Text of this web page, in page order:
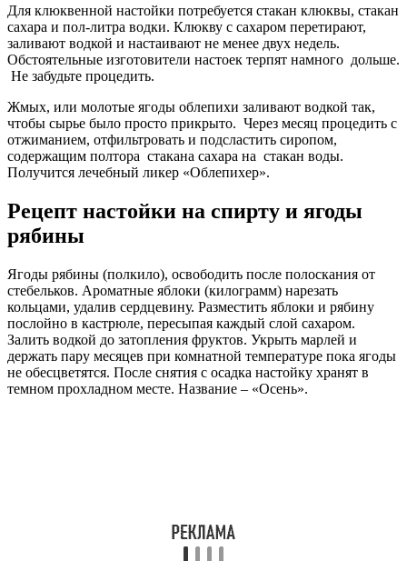
Для клюквенной настойки потребуется стакан клюквы, стакан
сахара и пол-литра водки. Клюкву с сахаром перетирают,
заливают водкой и настаивают не менее двух недель.
Обстоятельные изготовители настоек терпят намного дольше.
Не забудьте процедить.
Жмых, или молотые ягоды облепихи заливают водкой так,
чтобы сырье было просто прикрыто. Через месяц процедить с
отжиманием, отфильтровать и подсластить сиропом,
содержащим полтора стакана сахара на стакан воды.
Получится лечебный ликер «Облепихер».
Рецепт настойки на спирту и ягоды
рябины
Ягоды рябины (полкило), освободить после полоскания от
стебельков. Ароматные яблоки (килограмм) нарезать
кольцами, удалив сердцевину. Разместить яблоки и рябину
послойно в кастрюле, пересыпая каждый слой сахаром.
Залить водкой до затопления фруктов. Укрыть марлей и
держать пару месяцев при комнатной температуре пока ягоды
не обесцветятся. После снятия с осадка настойку хранят в
темном прохладном месте. Название – «Осень».